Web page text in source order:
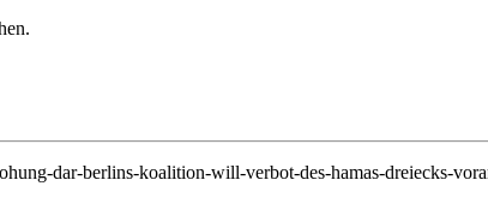
dar-berlins-koalition-will-verbot-des-hamas-dreiecks-